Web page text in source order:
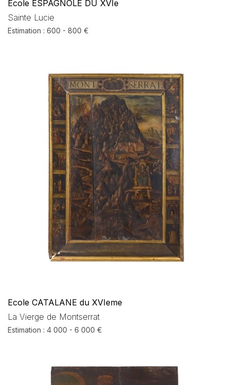
École ESPAGNOLE DU XVIe
Sainte Lucie
Estimation : 600 - 800 €
Ecole CATALANE du XVIeme
La Vierge de Montserrat
Estimation : 4 000 - 6 000 €